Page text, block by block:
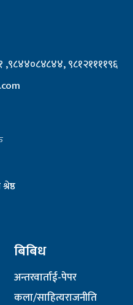
९८१२११११९६
बिबिध
अन्तरवार्ताई-पेपर
कला/साहित्यराजनीति